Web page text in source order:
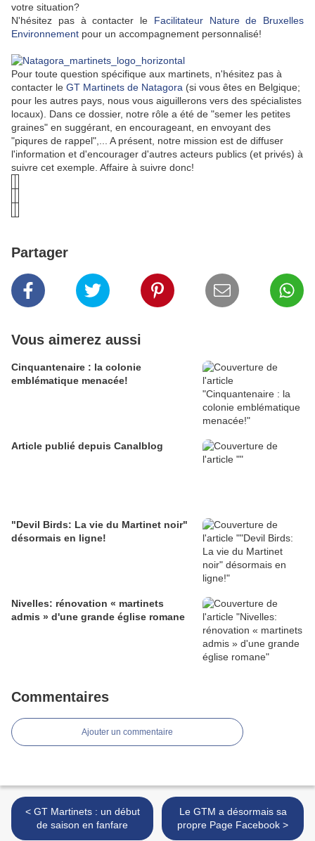
votre situation?
N'hésitez pas à contacter le Facilitateur Nature de Bruxelles
Environnement pour un accompagnement personnalisé!
Pour toute question spécifique aux martinets, n'hésitez pas à
contacter le GT Martinets de Natagora (si vous êtes en Belgique;
pour les autres pays, nous vous aiguillerons vers des spécialistes
locaux). Dans ce dossier, notre rôle a été de "semer les petites
graines" en suggérant, en encourageant, en envoyant des
"piqures de rappel",... A présent, notre mission est de diffuser
l'information et d'encourager d'autres acteurs publics (et privés) à
suivre cet exemple. Affaire à suivre donc!
Partager
Vous aimerez aussi
Cinquantenaire : la colonie
emblématique menacée!
Article publié depuis Canalblog
"Devil Birds: La vie du Martinet noir"
désormais en ligne!
Nivelles: rénovation « martinets
admis » d'une grande église romane
Commentaires
Ajouter un commentaire
< GT Martinets : un début
de saison en fanfare
Le GTM a désormais sa
propre Page Facebook >